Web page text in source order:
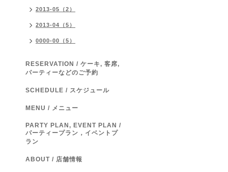
2013-05（2）
2013-04（5）
0000-00（5）
RESERVATION / ケーキ, 客席,
パーティーなどのご予約
SCHEDULE / スケジュール
MENU / メニュー
PARTY PLAN, EVENT PLAN /
パーティープラン，イベントプ
ラン
ABOUT / 店舗情報